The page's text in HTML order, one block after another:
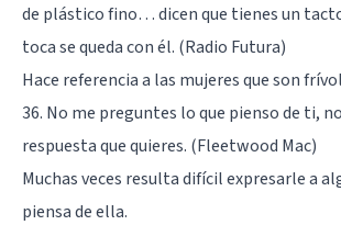
de plástico fino… dicen que tienes un
toca se queda con él. (Radio Futura)
Hace referencia a las mujeres que son
36. No me preguntes lo que pienso de ti,
respuesta que quieres. (Fleetwood Mac)
Muchas veces resulta difícil expresarle a
piensa de ella.